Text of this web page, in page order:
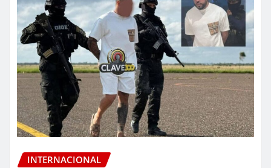
INTERNACIONAL